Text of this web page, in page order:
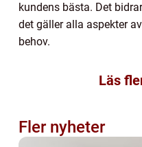
kundens bästa. Det
det gäller alla aspekter
behov.
Läs
Fler nyheter